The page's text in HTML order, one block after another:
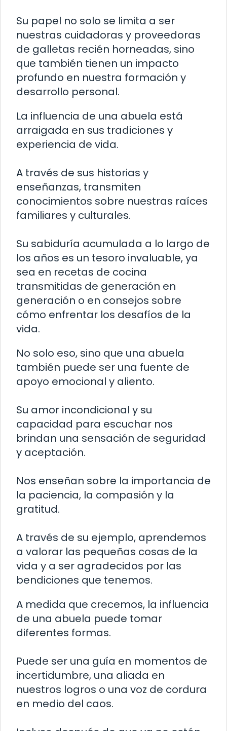
Su papel no solo se limita a ser
nuestras cuidadoras y proveedoras
de galletas recién horneadas, sino
que también tienen un impacto
profundo en nuestra formación y
desarrollo personal.
La influencia de una abuela está
arraigada en sus tradiciones y
experiencia de vida.
A través de sus historias y
enseñanzas, transmiten
conocimientos sobre nuestras raíces
familiares y culturales.
Su sabiduría acumulada a lo largo de
los años es un tesoro invaluable, ya
sea en recetas de cocina
transmitidas de generación en
generación o en consejos sobre
cómo enfrentar los desafíos de la
vida.
No solo eso, sino que una abuela
también puede ser una fuente de
apoyo emocional y aliento.
Su amor incondicional y su
capacidad para escuchar nos
brindan una sensación de seguridad
y aceptación.
Nos enseñan sobre la importancia de
la paciencia, la compasión y la
gratitud.
A través de su ejemplo, aprendemos
a valorar las pequeñas cosas de la
vida y a ser agradecidos por las
bendiciones que tenemos.
A medida que crecemos, la influencia
de una abuela puede tomar
diferentes formas.
Puede ser una guía en momentos de
incertidumbre, una aliada en
nuestros logros o una voz de cordura
en medio del caos.